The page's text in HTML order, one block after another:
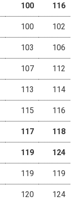
100 116
100 102
103 106
107 112
113 114
115 116
117 118
119 124
119 119
120 124